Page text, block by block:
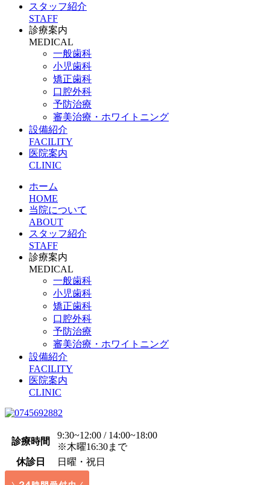
スタッフ紹介
STAFF
診療案内
MEDICAL
一般歯科
小児歯科
矯正歯科
口腔外科
予防治療
審美治療・ホワイトニング
設備紹介
FACILITY
医院案内
CLINIC
ホーム
HOME
当院について
ABOUT
スタッフ紹介
STAFF
診療案内
MEDICAL
一般歯科
小児歯科
矯正歯科
口腔外科
予防治療
審美治療・ホワイトニング
設備紹介
FACILITY
医院案内
CLINIC
診療時間
9:30~12:00 / 14:00~18:00
※木曜16:30まで
休診日
日曜・祝日